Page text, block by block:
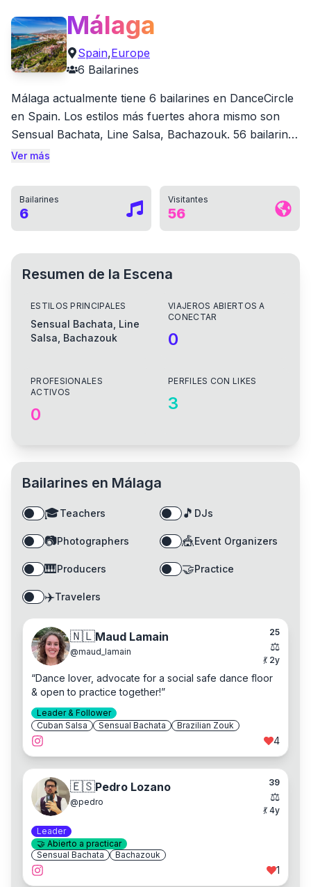
Málaga
Spain,Europe
6 Bailarines
Málaga actualmente tiene 6 bailarines en DanceCircle
en Spain. Los estilos más fuertes ahora mismo son
Sensual Bachata, Line Salsa, Bachazouk. 56 bailarines
también han marcado Málaga como una ciudad donde
de la comunidad.
Ver más
Bailarines
6
Visitantes
56
Resumen de la Escena
ESTILOS PRINCIPALES
Sensual Bachata, Line
Salsa, Bachazouk
VIAJEROS ABIERTOS A
CONECTAR
0
PROFESIONALES
ACTIVOS
0
PERFILES CON LIKES
3
Bailarines en Málaga
🎓Teachers 🎵 DJs
📷Photographers 🎪Event Organizers
🎹Producers 🤝Practice
✈️Travelers
🇳🇱Maud Lamain
@maud_lamain
25
⚖️
💃 2y
“Dance lover, advocate for a social safe dance floor
& open to practice together!”
Leader & Follower
Cuban Salsa
Sensual Bachata Brazilian Zouk
4
🇪🇸Pedro Lozano
@pedro
39
⚖️
💃 4y
Leader
🤝 Abierto a practicar
Sensual Bachata
Bachazouk
1